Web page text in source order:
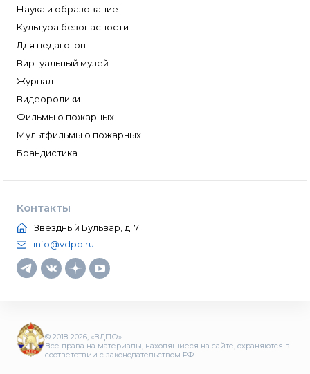
Наука и образование
Культура безопасности
Для педагогов
Виртуальный музей
Журнал
Видеоролики
Фильмы о пожарных
Мультфильмы о пожарных
Брандистика
Контакты
Звездный Бульвар, д. 7
info@vdpo.ru
© 2018-2026, «ВДПО»
Все права на материалы, находящиеся на сайте, охраняются в
соответствии с законодательством РФ.